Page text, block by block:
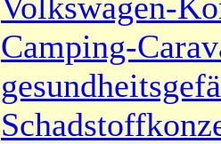
Camping-